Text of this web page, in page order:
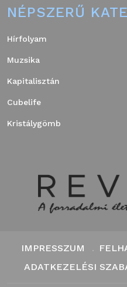
NÉPSZERŰ
Hírfolyam
Muzsika
Kapitalisztán
Cubelife
Kristálygömb
IMPRESSZUM
ADATKEZELÉSI